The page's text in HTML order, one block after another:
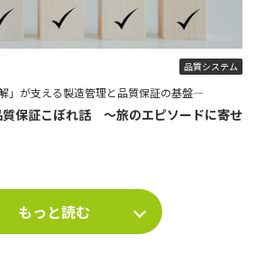
品質システム
」が支える製造管理と品質保証の基盤―
質保証こぼれ話 ～旅のエピソードに寄せ
もっと読む